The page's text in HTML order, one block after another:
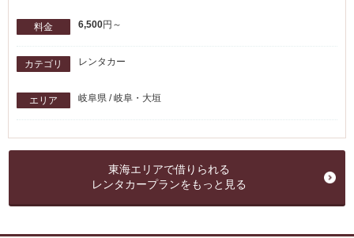
料金 6,500円～
カテゴリ レンタカー
エリア 岐阜県 / 岐阜・大垣
東海エリアで借りられる
レンタカープランをもっと見る